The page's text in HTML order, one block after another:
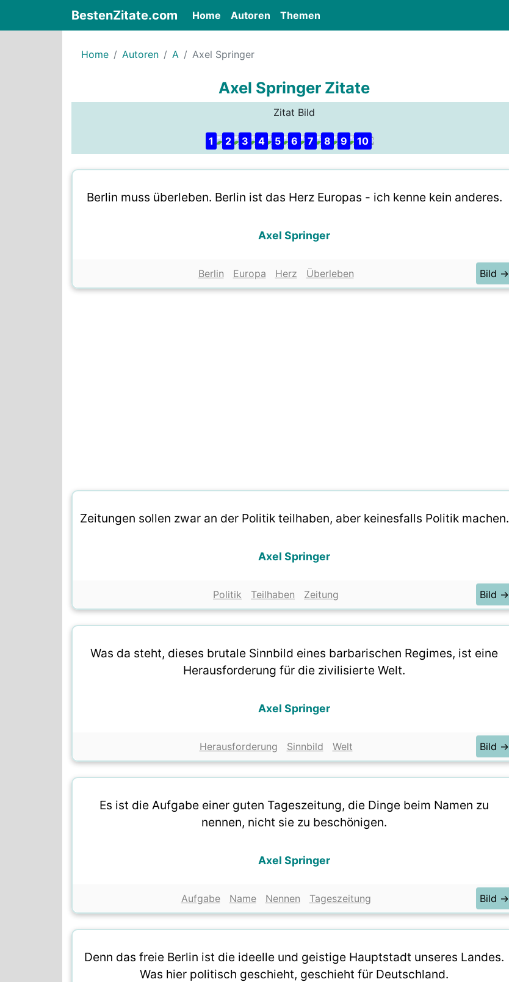
BestenZitate.com Home (current)
Autoren Themen
Home Autoren A Axel Springer
Axel Springer Zitate
Zitat Bild
1 2 3 4 5 6 7 8 9 10
Berlin muss überleben. Berlin ist das Herz Europas - ich kenne kein anderes.
Axel Springer
Berlin Europa Herz Überleben Bild →
Zeitungen sollen zwar an der Politik teilhaben, aber keinesfalls Politik machen.
Axel Springer
Politik Teilhaben Zeitung Bild →
Was da steht, dieses brutale Sinnbild eines barbarischen Regimes, ist eine
Herausforderung für die zivilisierte Welt.
Axel Springer
Herausforderung Sinnbild Welt Bild →
Es ist die Aufgabe einer guten Tageszeitung, die Dinge beim Namen zu
nennen, nicht sie zu beschönigen.
Axel Springer
Aufgabe Name Nennen Tageszeitung Bild →
Denn das freie Berlin ist die ideelle und geistige Hauptstadt unseres Landes.
Was hier politisch geschieht, geschieht für Deutschland.